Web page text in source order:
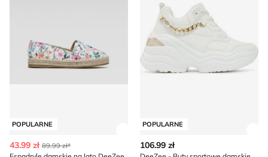
POPULARNE
43.99 zł 89.99 zł*
POPULARNE
106.99 zł